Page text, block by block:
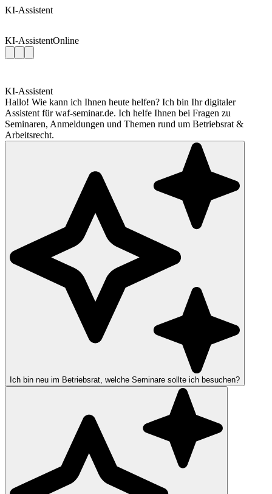
KI-Assistent
KI-AssistentOnline
KI-Assistent
Hallo! Wie kann ich Ihnen heute helfen? Ich bin Ihr digitaler
Assistent für waf-seminar.de. Ich helfe Ihnen bei Fragen zu
Seminaren, Anmeldungen und Themen rund um Betriebsrat &
Arbeitsrecht.
Ich bin neu im Betriebsrat, welche Seminare sollte ich besuchen?